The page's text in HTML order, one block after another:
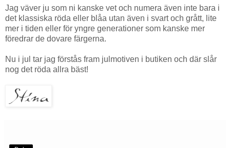
Jag väver ju som ni kanske vet och numera även inte bara i
det klassiska röda eller blåa utan även i svart och grått, lite
mer i tiden eller för yngre generationer som kanske mer
föredrar de dovare färgerna.
Nu i jul tar jag förstås fram julmotiven i butiken och där slår
nog det röda allra bäst!